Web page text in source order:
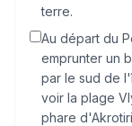
terre.
Au départ du
emprunter un
par le sud de
voir la plage
phare